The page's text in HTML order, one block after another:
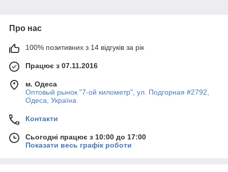
Про нас
100% позитивних з 14 відгуків за рік
Працює з 07.11.2016
м. Одеса
Оптовый рынок "7-ой километр", ул. Подгорная #2792,
Одеса, Україна
Контакти
Сьогодні працює з 10:00 до 17:00
Показати весь графік роботи